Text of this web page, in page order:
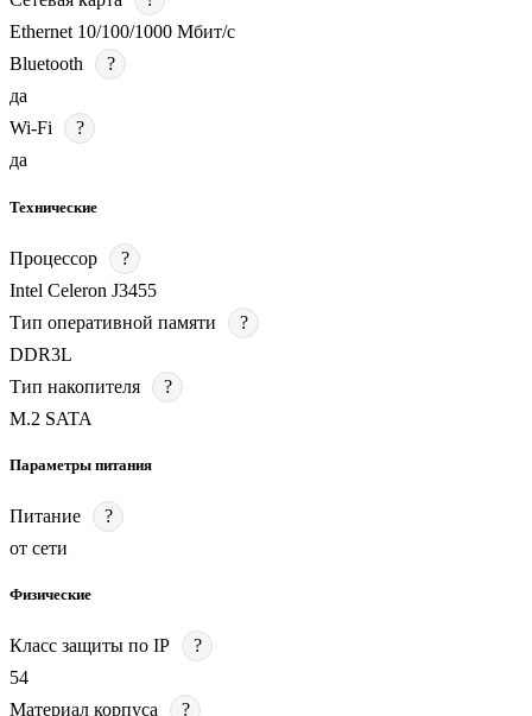
Ethernet 10/100/1000 Мбит/с
Bluetooth
?
да
Wi-Fi
?
да
Технические
Процессор
?
Intel Celeron J3455
Тип оперативной памяти
?
DDR3L
Тип накопителя
?
M.2 SATA
Параметры питания
Питание
?
от сети
Физические
Класс защиты по IP
?
54
Материал корпуса
?